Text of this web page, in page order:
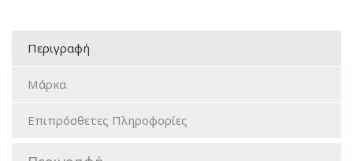
Περιγραφή
Μάρκα
Επιπρόσθετες Πληροφορίες